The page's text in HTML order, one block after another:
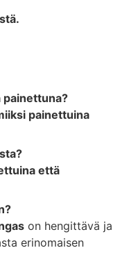
painettuna?
painettuina
että
on hengittävä ja
erinomaisen